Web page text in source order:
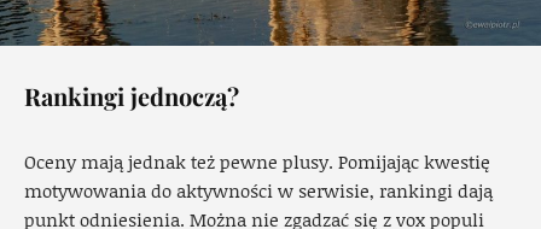
Rankingi jednoczą?
Oceny mają jednak też pewne plusy. Pomijając kwestię
motywowania do aktywności w serwisie, rankingi dają
punkt odniesienia. Można nie zgadzać się z vox populi